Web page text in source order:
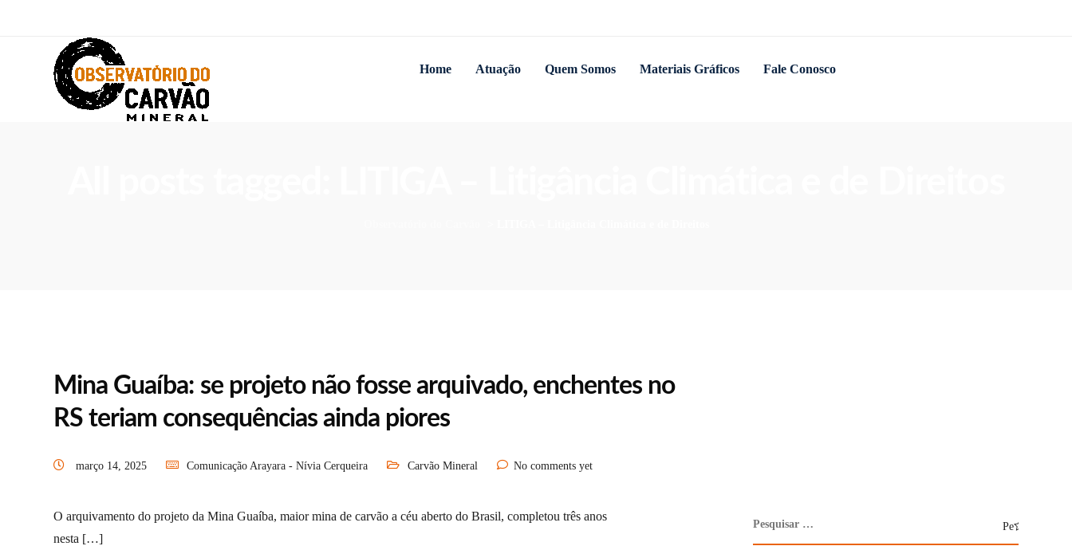
Home Atuação Quem Somos Materiais Gráficos Fale Conosco
Mina Guaíba: se projeto não fosse arquivado, enchentes no
RS teriam consequências ainda piores
março 14, 2025 Comunicação Arayara - Nívia Cerqueira Carvão Mineral No comments yet
O arquivamento do projeto da Mina Guaíba, maior mina de carvão a céu aberto do Brasil, completou três anos
nesta […]